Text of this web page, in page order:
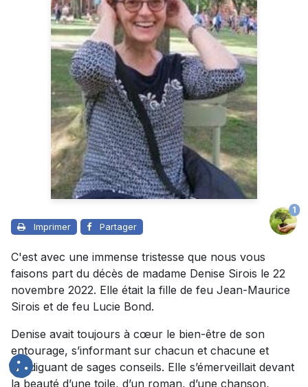
Imprimer Partager
1
C'est avec une immense tristesse que nous vous
faisons part du décès de madame Denise Sirois le 22
novembre 2022. Elle était la fille de feu Jean-Maurice
Sirois et de feu Lucie Bond.
Denise avait toujours à cœur le bien-être de son
entourage, s’informant sur chacun et chacune et
prodiguant de sages conseils. Elle s’émerveillait devant
la beauté d’une toile, d’un roman, d’une chanson,